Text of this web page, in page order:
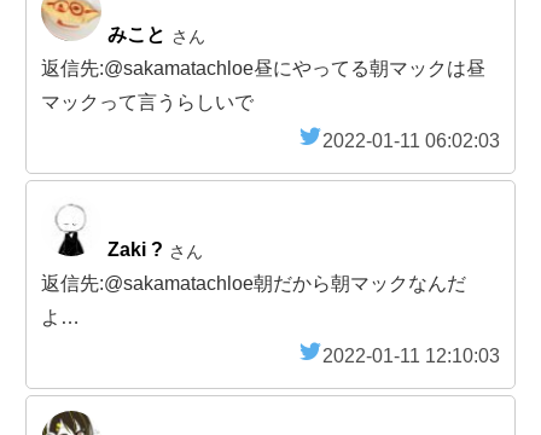
みこと さん
返信先:@sakamatachloe昼にやってる朝マックは昼
マックって言うらしいで
2022-01-11 06:02:03
Zaki ? さん
返信先:@sakamatachloe朝だから朝マックなんだ
よ…
2022-01-11 12:10:03